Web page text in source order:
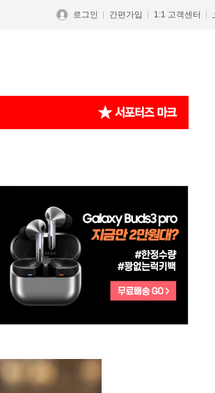
로그인 간편가입 1:1 고객센터